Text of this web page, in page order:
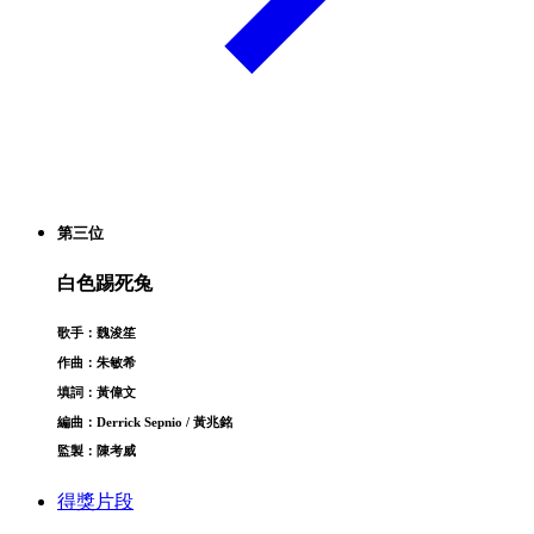
第三位
白色踢死兔
歌手：魏浚笙
作曲：朱敏希
填詞：黃偉文
編曲：Derrick Sepnio / 黃兆銘
監製：陳考威
得獎片段